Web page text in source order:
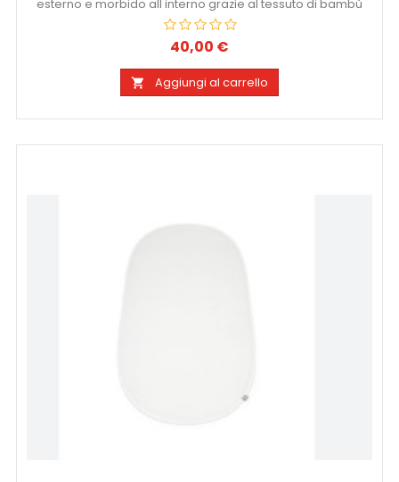
esterno e morbido all interno grazie al tessuto di bambù
Prezzo
40,00 €
 Aggiungi al carrello